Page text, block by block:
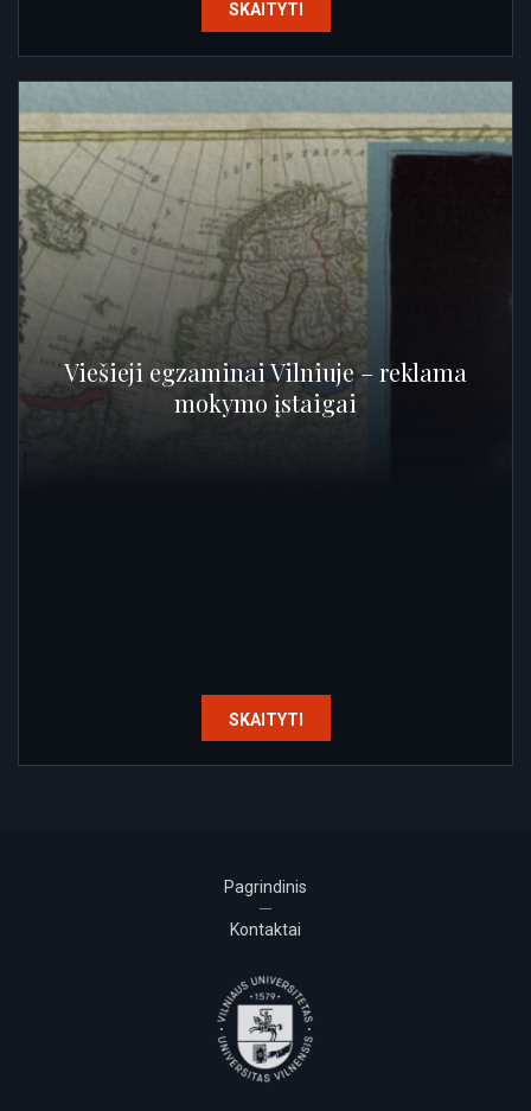
SKAITYTI
Viešieji egzaminai Vilniuje – reklama
mokymo įstaigai
SKAITYTI
Pagrindinis
Kontaktai